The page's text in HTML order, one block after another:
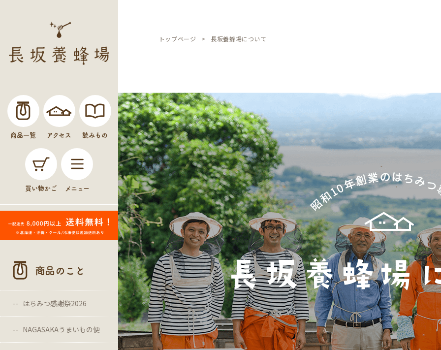
商品一覧 アクセス 読みもの
買い物かご メニュー
商品のこと
はちみつ感謝祭2026
NAGASAKAうまいもの便
トップページ 長坂養蜂場について